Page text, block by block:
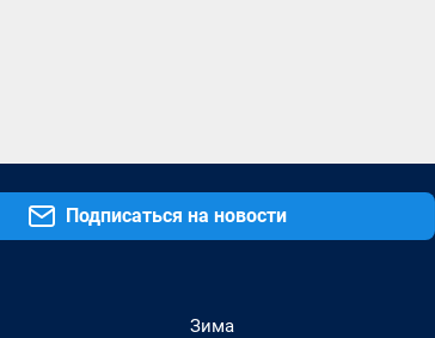
Подписаться на новости
Зима